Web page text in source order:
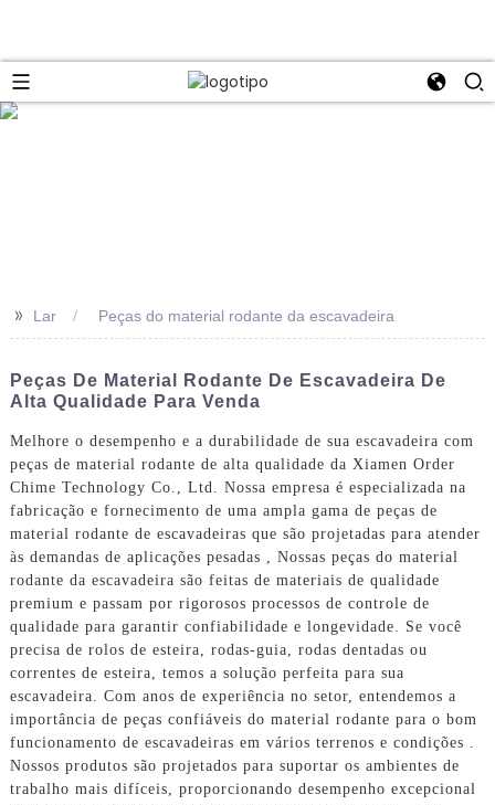
>> Lar Peças do material rodante da escavadeira
Peças De Material Rodante De Escavadeira De
Alta Qualidade Para Venda
Melhore o desempenho e a durabilidade de sua escavadeira com
peças de material rodante de alta qualidade da Xiamen Order
Chime Technology Co., Ltd. Nossa empresa é especializada na
fabricação e fornecimento de uma ampla gama de peças de
material rodante de escavadeiras que são projetadas para atender
às demandas de aplicações pesadas , Nossas peças do material
rodante da escavadeira são feitas de materiais de qualidade
premium e passam por rigorosos processos de controle de
qualidade para garantir confiabilidade e longevidade. Se você
precisa de rolos de esteira, rodas-guia, rodas dentadas ou
correntes de esteira, temos a solução perfeita para sua
escavadeira. Com anos de experiência no setor, entendemos a
importância de peças confiáveis ​​do material rodante para o bom
funcionamento de escavadeiras em vários terrenos e condições .
Nossos produtos são projetados para suportar os ambientes de
trabalho mais difíceis, proporcionando desempenho excepcional